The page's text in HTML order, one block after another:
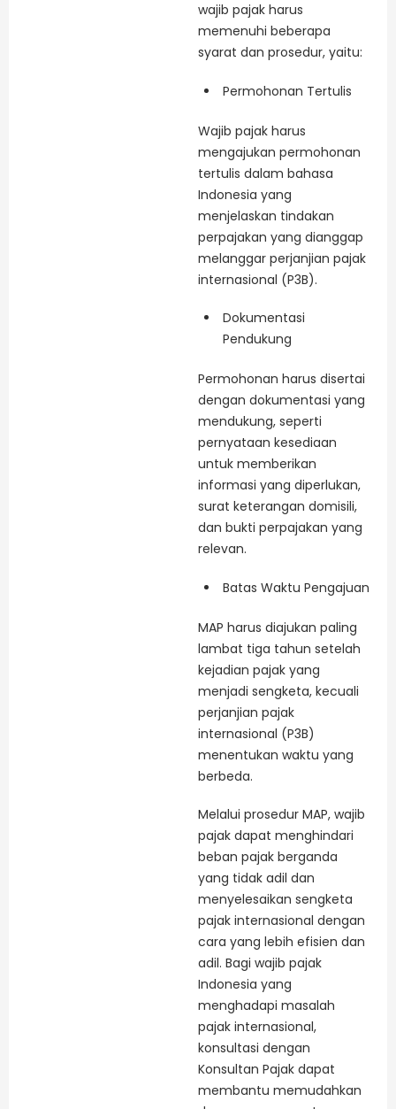
wajib pajak harus
memenuhi beberapa
syarat dan prosedur, yaitu:
Permohonan Tertulis
Wajib pajak harus
mengajukan permohonan
tertulis dalam bahasa
Indonesia yang
menjelaskan tindakan
perpajakan yang dianggap
melanggar perjanjian pajak
internasional (P3B).
Dokumentasi
Pendukung
Permohonan harus disertai
dengan dokumentasi yang
mendukung, seperti
pernyataan kesediaan
untuk memberikan
informasi yang diperlukan,
surat keterangan domisili,
dan bukti perpajakan yang
relevan.
Batas Waktu Pengajuan
MAP harus diajukan paling
lambat tiga tahun setelah
kejadian pajak yang
menjadi sengketa, kecuali
perjanjian pajak
internasional (P3B)
menentukan waktu yang
berbeda.
Melalui prosedur MAP, wajib
pajak dapat menghindari
beban pajak berganda
yang tidak adil dan
menyelesaikan sengketa
pajak internasional dengan
cara yang lebih efisien dan
adil. Bagi wajib pajak
Indonesia yang
menghadapi masalah
pajak internasional,
konsultasi dengan
Konsultan Pajak dapat
membantu memudahkan